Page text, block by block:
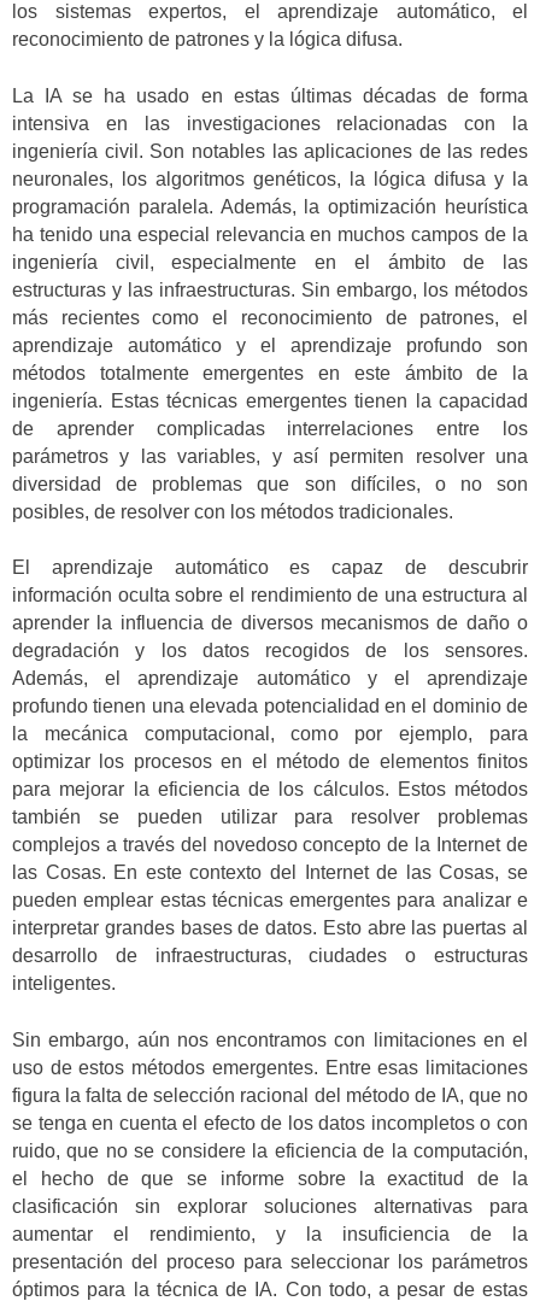
los sistemas expertos, el aprendizaje automático, el
reconocimiento de patrones y la lógica difusa.
La IA se ha usado en estas últimas décadas de forma
intensiva en las investigaciones relacionadas con la
ingeniería civil. Son notables las aplicaciones de las redes
neuronales, los algoritmos genéticos, la lógica difusa y la
programación paralela. Además, la optimización heurística
ha tenido una especial relevancia en muchos campos de la
ingeniería civil, especialmente en el ámbito de las
estructuras y las infraestructuras. Sin embargo, los métodos
más recientes como el reconocimiento de patrones, el
aprendizaje automático y el aprendizaje profundo son
métodos totalmente emergentes en este ámbito de la
ingeniería. Estas técnicas emergentes tienen la capacidad
de aprender complicadas interrelaciones entre los
parámetros y las variables, y así permiten resolver una
diversidad de problemas que son difíciles, o no son
posibles, de resolver con los métodos tradicionales.
El aprendizaje automático es capaz de descubrir
información oculta sobre el rendimiento de una estructura al
aprender la influencia de diversos mecanismos de daño o
degradación y los datos recogidos de los sensores.
Además, el aprendizaje automático y el aprendizaje
profundo tienen una elevada potencialidad en el dominio de
la mecánica computacional, como por ejemplo, para
optimizar los procesos en el método de elementos finitos
para mejorar la eficiencia de los cálculos. Estos métodos
también se pueden utilizar para resolver problemas
complejos a través del novedoso concepto de la Internet de
las Cosas. En este contexto del Internet de las Cosas, se
pueden emplear estas técnicas emergentes para analizar e
interpretar grandes bases de datos. Esto abre las puertas al
desarrollo de infraestructuras, ciudades o estructuras
inteligentes.
Sin embargo, aún nos encontramos con limitaciones en el
uso de estos métodos emergentes. Entre esas limitaciones
figura la falta de selección racional del método de IA, que no
se tenga en cuenta el efecto de los datos incompletos o con
ruido, que no se considere la eficiencia de la computación,
el hecho de que se informe sobre la exactitud de la
clasificación sin explorar soluciones alternativas para
aumentar el rendimiento, y la insuficiencia de la
presentación del proceso para seleccionar los parámetros
óptimos para la técnica de IA. Con todo, a pesar de estas